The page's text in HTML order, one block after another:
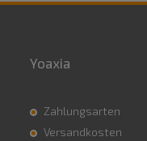
Yoaxia
Zahlungsarten
Versandkosten